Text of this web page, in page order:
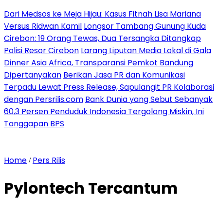
Dari Medsos ke Meja Hijau: Kasus Fitnah Lisa Mariana
Versus Ridwan Kamil Longsor Tambang Gunung Kuda
Cirebon: 19 Orang Tewas, Dua Tersangka Ditangkap
Polisi Resor Cirebon Larang Liputan Media Lokal di Gala
Dinner Asia Africa, Transparansi Pemkot Bandung
Dipertanyakan Berikan Jasa PR dan Komunikasi
Terpadu Lewat Press Release, Sapulangit PR Kolaborasi
dengan Persrilis.com Bank Dunia yang Sebut Sebanyak
60,3 Persen Penduduk Indonesia Tergolong Miskin, Ini
Tanggapan BPS
Home / Pers Rilis
Pylontech Tercantum